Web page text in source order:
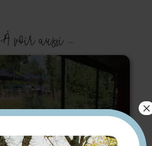
À voir aussi ...
×